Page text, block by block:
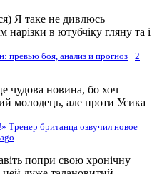
Я таке не дивлюсь
в ютубчіку гляну та і
превью боя, анализ и прогноз · 2
чудова новина, бо хоч
молодець, але проти Усика
британца озвучил новое
попри свою хронічну